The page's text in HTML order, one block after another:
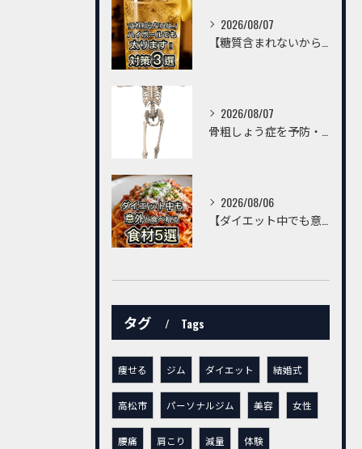
2026/08/07
【糖質含まれないからハイボールは飲んでいいんでしょ？】
2026/08/07
骨粗しょう症を予防・改善するための習慣とは？～トレーニングだけでは不十分。毎日の生活習慣が丈夫な骨をつくる～
2026/08/06
【ダイエット中でも意外と食べられる食材5選】
タグ Tags
痩せる ジム ダイエット 結婚式
高松市 パーソナルジム 美容 女性
腰痛 肩こり 減量 体験